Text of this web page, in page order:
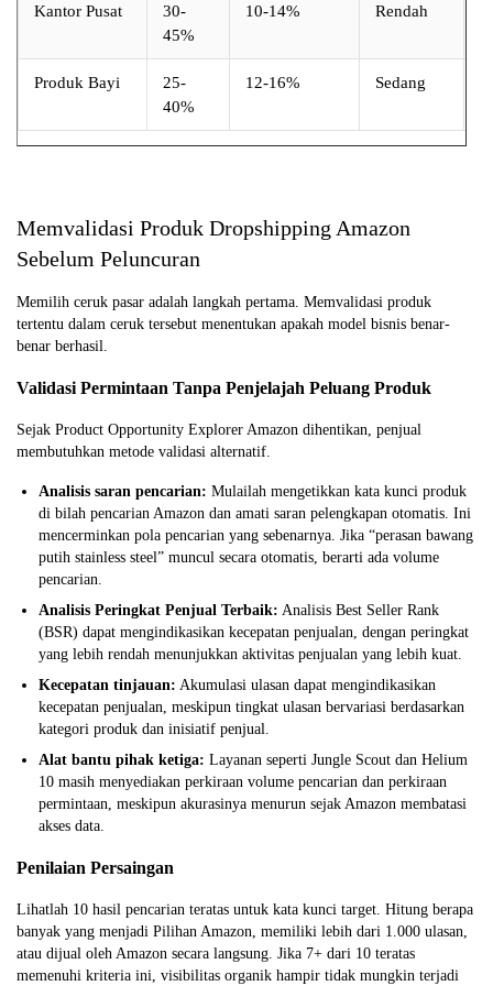
Kantor Pusat
30-
45%
10-14% Rendah
Produk Bayi
25-
40%
12-16% Sedang
Memvalidasi Produk Dropshipping Amazon
Sebelum Peluncuran
Memilih ceruk pasar adalah langkah pertama. Memvalidasi produk
tertentu dalam ceruk tersebut menentukan apakah model bisnis benar-
benar berhasil.
Validasi Permintaan Tanpa Penjelajah Peluang Produk
Sejak Product Opportunity Explorer Amazon dihentikan, penjual
membutuhkan metode validasi alternatif.
Analisis saran pencarian: Mulailah mengetikkan kata kunci produk
di bilah pencarian Amazon dan amati saran pelengkapan otomatis. Ini
mencerminkan pola pencarian yang sebenarnya. Jika “perasan bawang
putih stainless steel” muncul secara otomatis, berarti ada volume
pencarian.
Analisis Peringkat Penjual Terbaik: Analisis Best Seller Rank
(BSR) dapat mengindikasikan kecepatan penjualan, dengan peringkat
yang lebih rendah menunjukkan aktivitas penjualan yang lebih kuat.
Kecepatan tinjauan: Akumulasi ulasan dapat mengindikasikan
kecepatan penjualan, meskipun tingkat ulasan bervariasi berdasarkan
kategori produk dan inisiatif penjual.
Alat bantu pihak ketiga: Layanan seperti Jungle Scout dan Helium
10 masih menyediakan perkiraan volume pencarian dan perkiraan
permintaan, meskipun akurasinya menurun sejak Amazon membatasi
akses data.
Penilaian Persaingan
Lihatlah 10 hasil pencarian teratas untuk kata kunci target. Hitung berapa
banyak yang menjadi Pilihan Amazon, memiliki lebih dari 1.000 ulasan,
atau dijual oleh Amazon secara langsung. Jika 7+ dari 10 teratas
memenuhi kriteria ini, visibilitas organik hampir tidak mungkin terjadi